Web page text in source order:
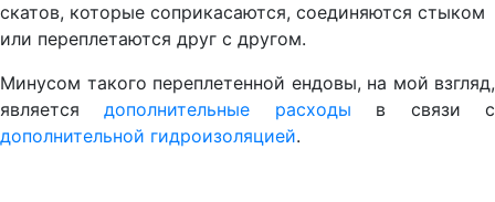
скатов, которые соприкасаются, соединяются стыком
или переплетаются друг с другом.
Минусом такого переплетенной ендовы, на мой взгляд,
являетсядополнительные расходы в связи с
дополнительной гидроизоляцией.